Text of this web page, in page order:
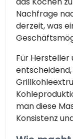
Nachfrage
derzeit, was
Für Hersteller
man diese
Konsistenz